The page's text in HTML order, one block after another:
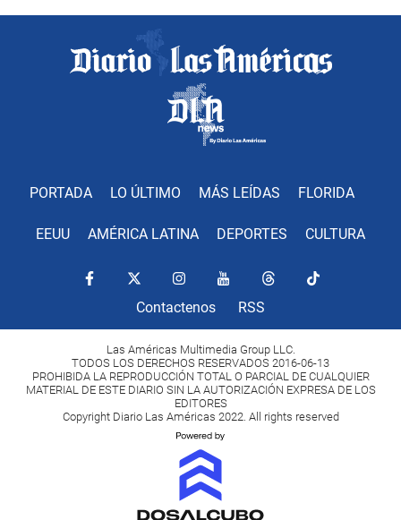
PORTADA LO ÚLTIMO MÁS LEÍDAS FLORIDA
EEUU AMÉRICA LATINA DEPORTES CULTURA
Contactenos RSS
Las Américas Multimedia Group LLC.
TODOS LOS DERECHOS RESERVADOS 2016-06-13
PROHIBIDA LA REPRODUCCIÓN TOTAL O PARCIAL DE CUALQUIER
MATERIAL DE ESTE DIARIO SIN LA AUTORIZACIÓN EXPRESA DE LOS
EDITORES
Copyright Diario Las Américas 2022. All rights reserved